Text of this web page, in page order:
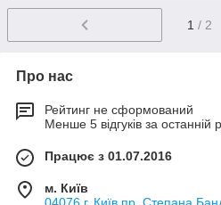
1 / 2
Про нас
Рейтинг не сформований
Менше 5 відгуків за останній
Працює з 01.07.2016
м. Київ